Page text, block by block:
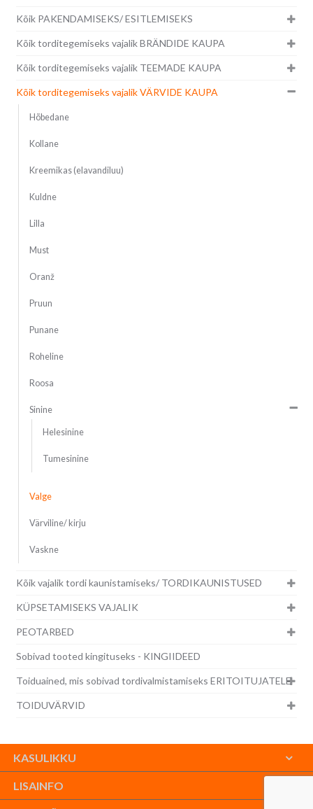
Kõik PAKENDAMISEKS/ ESITLEMISEKS
Kõik torditegemiseks vajalik BRÄNDIDE KAUPA
Kõik torditegemiseks vajalik TEEMADE KAUPA
Kõik torditegemiseks vajalik VÄRVIDE KAUPA
Hõbedane
Kollane
Kreemikas (elavandiluu)
Kuldne
Lilla
Must
Oranž
Pruun
Punane
Roheline
Roosa
Sinine
Helesinine
Tumesinine
Valge
Värviline/ kirju
Vaskne
Kõik vajalik tordi kaunistamiseks/ TORDIKAUNISTUSED
KÜPSETAMISEKS VAJALIK
PEOTARBED
Sobivad tooted kingituseks - KINGIIDEED
Toiduained, mis sobivad tordivalmistamiseks ERITOITUJATELE
TOIDUVÄRVID
KASULIKKU
LISAINFO